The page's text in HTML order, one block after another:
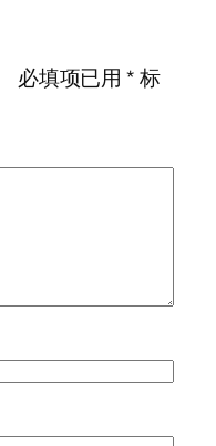
必填项已用*标